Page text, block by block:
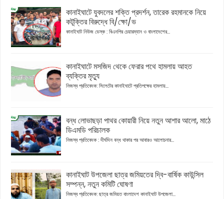
কানাইঘাটে যুবদলের শক্তি প্রদর্শন, তারেক রহমানকে নিয়ে
কটূক্তির বিরুদ্ধে বি/ক্ষো/ভ
কানাইঘাট নিউজ ডেস্ক : বিএনপির চেয়ারম্যান ও বাংলাদেশের...
কানাইঘাটে মসজিদ থেকে ফেরার পথে হামলায় আহত
ব্যক্তির মৃত্যু
নিজস্ব প্রতিবেদক: সিলেটের কানাইঘাটে প্রতিপক্ষের হামলায়...
বন্ধ লোভাছড়া পাথর কোয়ারী নিয়ে নতুন আশার আলো, মাঠে
ডিএমডি পরিচালক
নিজস্ব প্রতিবেদক : দীর্ঘদিন বন্ধ থাকার পর আবারও আলোচনার...
কানাইঘাট উপজেলা ছাত্র জমিয়তের দ্বি-বার্ষিক কাউন্সিল
সম্পন্ন, নতুন কমিটি ঘোষণা
নিজস্ব প্রতিবেদক: ছাত্র জমিয়ত বাংলাদেশ কানাইঘাট উপজেলা...